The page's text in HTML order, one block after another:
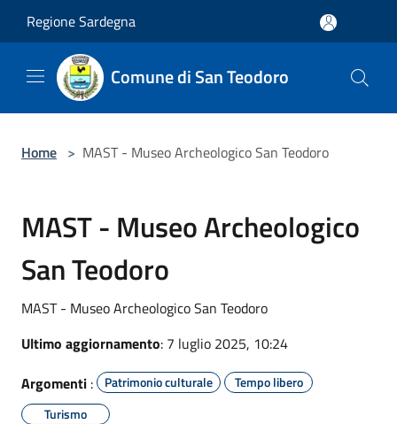
Regione Sardegna
Comune di San Teodoro
Home > MAST - Museo Archeologico San Teodoro
MAST - Museo Archeologico
San Teodoro
MAST - Museo Archeologico San Teodoro
Ultimo aggiornamento: 7 luglio 2025, 10:24
Argomenti : Patrimonio culturale
Tempo libero
Turismo